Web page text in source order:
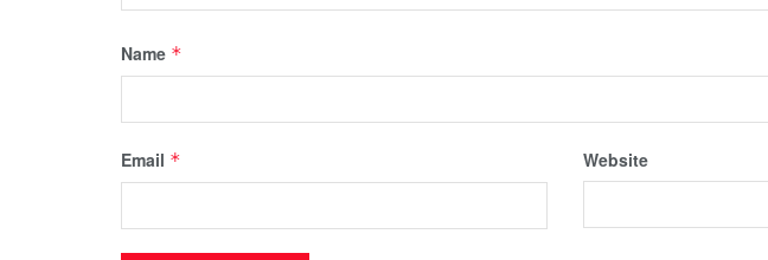
Name *
Email * Website